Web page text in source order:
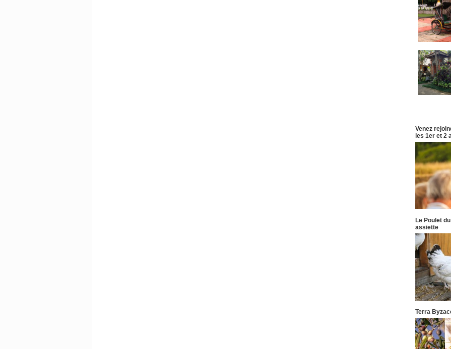
Venez
les 1er et 2
Le Poulet
assiette
Terra